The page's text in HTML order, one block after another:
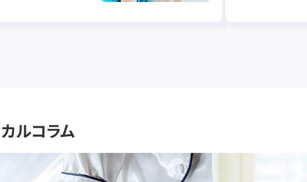
ルコラム